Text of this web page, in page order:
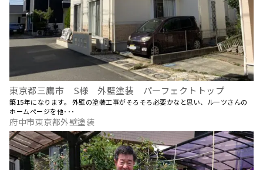
東京都三鷹市 S様 外壁塗装 パーフェクトトップ
築15年になります。 外壁の塗装工事がそろそろ必要かなと思い、ルーツさんの
ホームページを他･･･
府中市東京都外壁塗装